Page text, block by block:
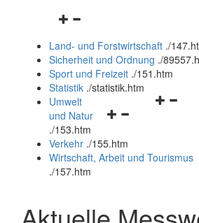
Navigationsmenü
und
schließen
Land- und Forstwirtschaft ./
Sicherheit und Ordnung ./
Sport und Freizeit ./151.htm
Statistik ./statistik.htm
Navigationsmenü
und
schließen
Umwelt
und Natur
./153.htm
Verkehr ./155.htm
Wirtschaft, Arbeit und Tourismus
./157.htm